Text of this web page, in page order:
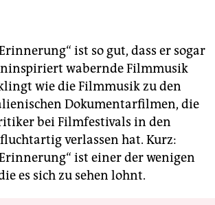
ist so gut, dass er sogar
wabernde Filmmusik
wie die Filmmusik zu den
Dokumentarfilmen, die
bei Filmfestivals in den
verlassen hat. Kurz:
ist einer der wenigen
es sich zu sehen lohnt.